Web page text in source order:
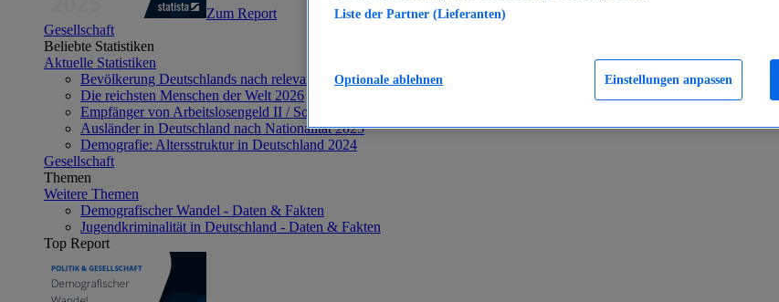
Zum Report
Gesellschaft
Beliebte Statistiken
Aktuelle Statistiken
Bevölkerung Deutschlands nach relevanten Altersgruppen 2024
Die reichsten Menschen der Welt 2026
Empfänger von Arbeitslosengeld II / Sozialgeld / Bürgergeld in Deutschland 2005-2025
Ausländer in Deutschland nach Nationalität 2025
Demografie: Altersstruktur in Deutschland 2024
Gesellschaft
Themen
Weitere Themen
Demografischer Wandel - Daten & Fakten
Jugendkriminalität in Deutschland - Daten & Fakten
Top Report
Liste der Partner (Lieferanten)
Einstellungen anpassen
Optionale ablehnen